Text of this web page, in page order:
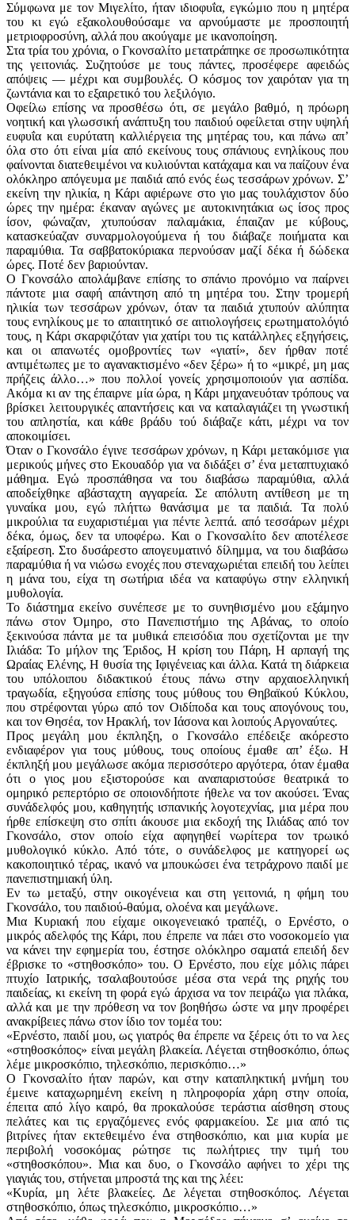
Σύμφωνα με τον Μιγελίτο, ήταν ιδιοφυΐα, εγκώμιο που η μητέρα
του κι εγώ εξακολουθούσαμε να αρνούμαστε με προσποιητή
μετριοφροσύνη, αλλά που ακούγαμε με ικανοποίηση.
Στα τρία του χρόνια, ο Γκονσαλίτο μετατράπηκε σε προσωπικότητα
της γειτονιάς. Συζητούσε με τους πάντες, προσέφερε αφειδώς
απόψεις — μέχρι και συμβουλές. Ο κόσμος τον χαιρόταν για τη
ζωντάνια και το εξαιρετικό του λεξιλόγιο.
Οφείλω επίσης να προσθέσω ότι, σε μεγάλο βαθμό, η πρόωρη
νοητική και γλωσσική ανάπτυξη του παιδιού οφείλεται στην υψηλή
ευφυΐα και ευρύτατη καλλιέργεια της μητέρας του, και πάνω απ’
όλα στο ότι είναι μία από εκείνους τους σπάνιους ενηλίκους που
φαίνονται διατεθειμένοι να κυλιούνται κατάχαμα και να παίζουν ένα
ολόκληρο απόγευμα με παιδιά από ενός έως τεσσάρων χρόνων. Σ’
εκείνη την ηλικία, η Κάρι αφιέρωνε στο γιο μας τουλάχιστον δύο
ώρες την ημέρα: έκαναν αγώνες με αυτοκινητάκια ως ίσος προς
ίσον, φώναζαν, χτυπούσαν παλαμάκια, έπαιζαν με κύβους,
κατασκεύαζαν συναρμολογούμενα ή του διάβαζε ποιήματα και
παραμύθια. Τα σαββατοκύριακα περνούσαν μαζί δέκα ή δώδεκα
ώρες. Ποτέ δεν βαριούνταν.
Ο Γκονσάλο απολάμβανε επίσης το σπάνιο προνόμιο να παίρνει
πάντοτε μια σαφή απάντηση από τη μητέρα του. Στην τρομερή
ηλικία των τεσσάρων χρόνων, όταν τα παιδιά χτυπούν αλύπητα
τους ενηλίκους με το απαιτητικό σε αιτιολογήσεις ερωτηματολόγιό
τους, η Κάρι σκαρφιζόταν για χατίρι του τις κατάλληλες εξηγήσεις,
και οι απανωτές ομοβροντίες των «γιατί», δεν ήρθαν ποτέ
αντιμέτωπες με το αγανακτισμένο «δεν ξέρω» ή το «μικρέ, μη μας
πρήζεις άλλο…» που πολλοί γονείς χρησιμοποιούν για ασπίδα.
Ακόμα κι αν της έπαιρνε μία ώρα, η Κάρι μηχανευόταν τρόπους να
βρίσκει λειτουργικές απαντήσεις και να καταλαγιάζει τη γνωστική
του απληστία, και κάθε βράδυ τού διάβαζε κάτι, μέχρι να τον
αποκοιμίσει.
Όταν ο Γκονσάλο έγινε τεσσάρων χρόνων, η Κάρι μετακόμισε για
μερικούς μήνες στο Εκουαδόρ για να διδάξει σ’ ένα μεταπτυχιακό
μάθημα. Εγώ προσπάθησα να του διαβάσω παραμύθια, αλλά
αποδείχθηκε αβάσταχτη αγγαρεία. Σε απόλυτη αντίθεση με τη
γυναίκα μου, εγώ πλήττω θανάσιμα με τα παιδιά. Τα πολύ
μικρούλια τα ευχαριστιέμαι για πέντε λεπτά. από τεσσάρων μέχρι
δέκα, όμως, δεν τα υποφέρω. Και ο Γκονσαλίτο δεν αποτέλεσε
εξαίρεση. Στο δυσάρεστο απογευματινό δίλημμα, να του διαβάσω
παραμύθια ή να νιώσω ενοχές που στεναχωριέται επειδή του λείπει
η μάνα του, είχα τη σωτήρια ιδέα να καταφύγω στην ελληνική
μυθολογία.
Το διάστημα εκείνο συνέπεσε με το συνηθισμένο μου εξάμηνο
πάνω στον Όμηρο, στο Πανεπιστήμιο της Αβάνας, το οποίο
ξεκινούσα πάντα με τα μυθικά επεισόδια που σχετίζονται με την
Ιλιάδα: Το μήλον της Έριδος, Η κρίση του Πάρη, Η αρπαγή της
Ωραίας Ελένης, Η θυσία της Ιφιγένειας και άλλα. Κατά τη διάρκεια
του υπόλοιπου διδακτικού έτους πάνω στην αρχαιοελληνική
τραγωδία, εξηγούσα επίσης τους μύθους του Θηβαϊκού Κύκλου,
που στρέφονται γύρω από τον Οιδίποδα και τους απογόνους του,
και τον Θησέα, τον Ηρακλή, τον Ιάσονα και λοιπούς Αργοναύτες.
Προς μεγάλη μου έκπληξη, ο Γκονσάλο επέδειξε ακόρεστο
ενδιαφέρον για τους μύθους, τους οποίους έμαθε απ’ έξω. Η
έκπληξή μου μεγάλωσε ακόμα περισσότερο αργότερα, όταν έμαθα
ότι ο γιος μου εξιστορούσε και αναπαριστούσε θεατρικά το
ομηρικό ρεπερτόριο σε οποιονδήποτε ήθελε να τον ακούσει. Ένας
συνάδελφός μου, καθηγητής ισπανικής λογοτεχνίας, μια μέρα που
ήρθε επίσκεψη στο σπίτι άκουσε μια εκδοχή της Ιλιάδας από τον
Γκονσάλο, στον οποίο είχα αφηγηθεί νωρίτερα τον τρωικό
μυθολογικό κύκλο. Από τότε, ο συνάδελφος με κατηγορεί ως
κακοποιητικό τέρας, ικανό να μπουκώσει ένα τετράχρονο παιδί με
πανεπιστημιακή ύλη.
Εν τω μεταξύ, στην οικογένεια και στη γειτονιά, η φήμη του
Γκονσάλο, του παιδιού-θαύμα, ολοένα και μεγάλωνε.
Μια Κυριακή που είχαμε οικογενειακό τραπέζι, ο Ερνέστο, ο
μικρός αδελφός της Κάρι, που έπρεπε να πάει στο νοσοκομείο για
να κάνει την εφημερία του, έστησε ολόκληρο σαματά επειδή δεν
έβρισκε το «στηθοσκόπο» του. Ο Ερνέστο, που είχε μόλις πάρει
πτυχίο Ιατρικής, τσαλαβουτούσε μέσα στα νερά της ρηχής του
παιδείας, κι εκείνη τη φορά εγώ άρχισα να τον πειράζω για πλάκα,
αλλά και με την πρόθεση να τον βοηθήσω ώστε να μην προφέρει
ανακρίβειες πάνω στον ίδιο τον τομέα του:
«Ερνέστο, παιδί μου, ως γιατρός θα έπρεπε να ξέρεις ότι το να λες
«στηθοσκόπος» είναι μεγάλη βλακεία. Λέγεται στηθοσκόπιο, όπως
λέμε μικροσκόπιο, τηλεσκόπιο, περισκόπιο…»
Ο Γκονσαλίτο ήταν παρών, και στην καταπληκτική μνήμη του
έμεινε καταχωρημένη εκείνη η πληροφορία χάρη στην οποία,
έπειτα από λίγο καιρό, θα προκαλούσε τεράστια αίσθηση στους
πελάτες και τις εργαζόμενες ενός φαρμακείου. Σε μια από τις
βιτρίνες ήταν εκτεθειμένο ένα στηθοσκόπιο, και μια κυρία με
περιβολή νοσοκόμας ρώτησε τις πωλήτριες την τιμή του
«στηθοσκόπου». Μια και δυο, ο Γκονσάλο αφήνει το χέρι της
γιαγιάς του, στήνεται μπροστά της και της λέει:
«Κυρία, μη λέτε βλακείες. Δε λέγεται στηθοσκόπος. Λέγεται
στηθοσκόπιο, όπως τηλεσκόπιο, μικροσκόπιο…»